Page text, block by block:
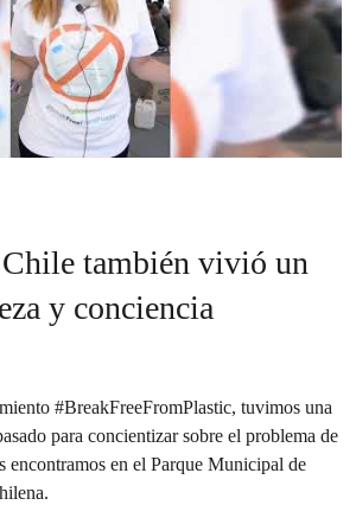
también vivió un
y conciencia
#BreakFreeFromPlastic, tuvimos una
para concientizar sobre el problema de
encontramos en el Parque Municipal de